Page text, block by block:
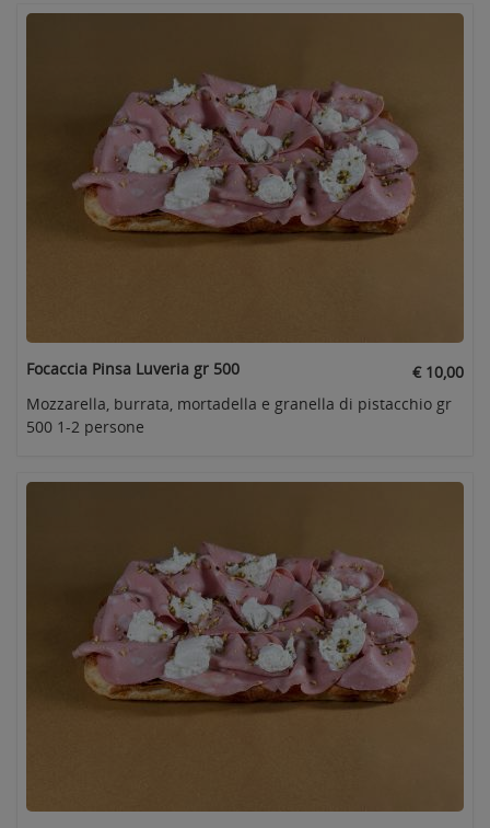
Focaccia Pinsa Luveria gr 500
€ 10,00
Mozzarella, burrata, mortadella e granella di pistacchio gr
500 1-2 persone